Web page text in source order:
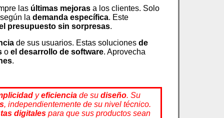
las últimas mejoras a los clientes. Solo
la demanda específica. Este
presupuesto sin sorpresas.
de sus usuarios. Estas soluciones de
o el desarrollo de software. Aprovecha
.
yeficiencia de su diseño. Su
, independientemente de su nivel técnico.
digitales para que sus productos sean